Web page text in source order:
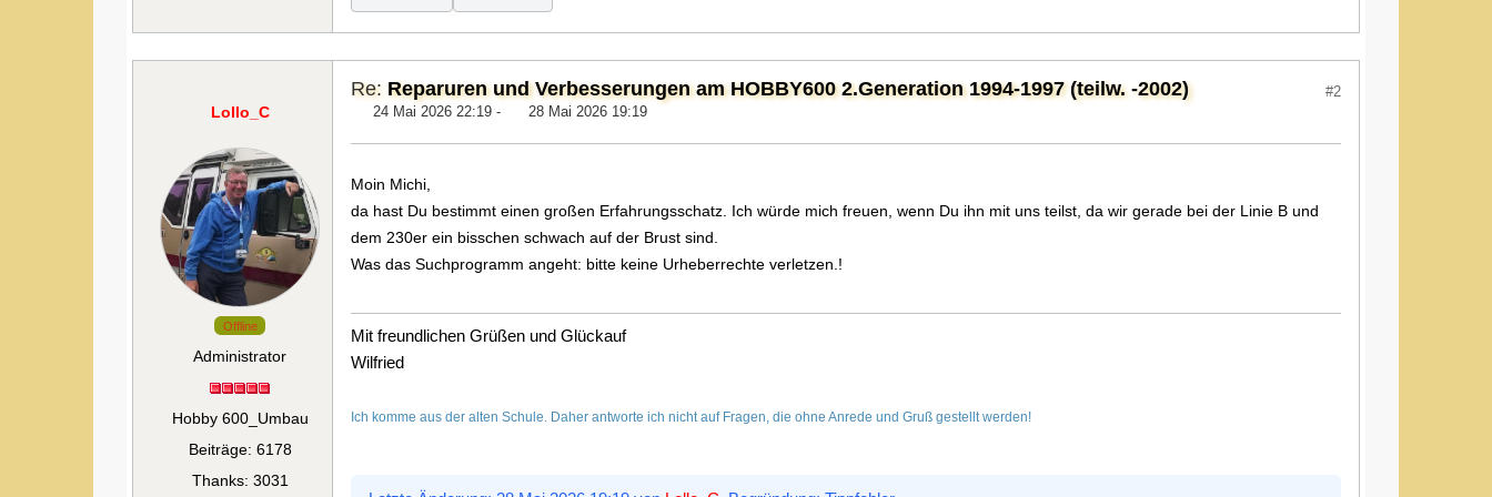
Lollo_C
Offline
Administrator
Hobby 600_Umbau
Beiträge: 6178
Thanks: 3031
Re: Reparuren und Verbesserungen am HOBBY600 2.Generation 1994-1997 (teilw. -2002)
24 Mai 2026 22:19 - 28 Mai 2026 19:19
#2
Moin Michi,
da hast Du bestimmt einen großen Erfahrungsschatz. Ich würde mich freuen, wenn Du ihn mit uns teilst, da wir gerade bei der Linie B und
dem 230er ein bisschen schwach auf der Brust sind.
Was das Suchprogramm angeht: bitte keine Urheberrechte verletzen.!
Mit freundlichen Grüßen und Glückauf
Wilfried
Ich komme aus der alten Schule. Daher antworte ich nicht auf Fragen, die ohne Anrede und Gruß gestellt werden!